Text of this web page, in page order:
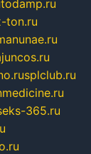
ton.ru
splclub.ru
365.ru